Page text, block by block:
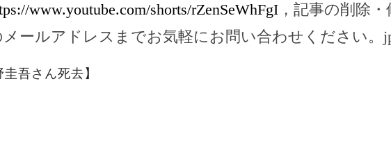
www.youtube.com/shorts/rZenSeWhFgI ，記事の削除
ールアドレスまでお気軽にお問い合わせください。
圭吾さん死去】